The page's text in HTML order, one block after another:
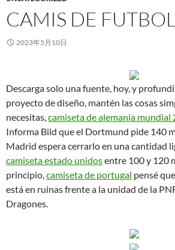
CAMIS DE FUTBOL
2023年5月10日
Descarga solo una fuente, hoy, y
proyecto de diseño, mantén las cosas
necesitas,camiseta de alemania mundial
Informa Bild que el Dortmund pide 140
Madrid espera cerrarlo en una cantidad
camiseta estado unidosentre 100 y 120
principio,camiseta de portugal pensé
está en ruinas frente a la unidad de la
Dragones.